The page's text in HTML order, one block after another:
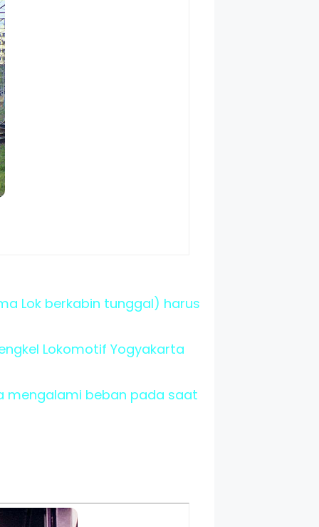
Lok berkabin tunggal) harus
Lokomotif Yogyakarta
mengalami beban pada saat